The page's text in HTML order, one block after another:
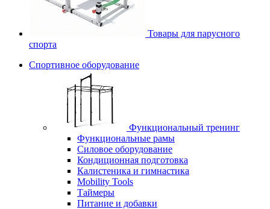
Товары для парусного
спорта
Спортивное оборудование
Функциональный тренинг
Функциональные рамы
Силовое оборудование
Кондиционная подготовка
Калистеника и гимнастика
Mobility Tools
Таймеры
Питание и добавки